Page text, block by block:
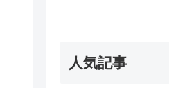
人気記事